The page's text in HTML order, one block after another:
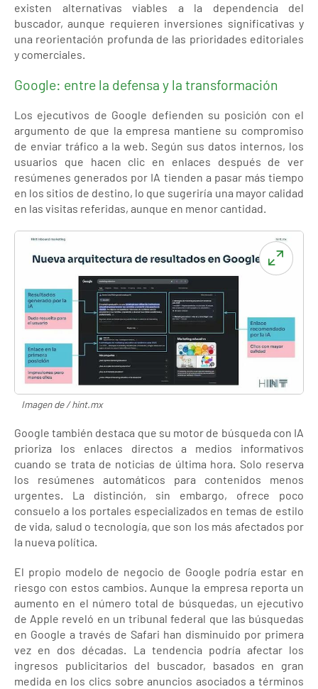
existen alternativas viables a la dependencia del
buscador, aunque requieren inversiones significativas y
una reorientación profunda de las prioridades editoriales
y comerciales.
Google: entre la defensa y la transformación
Los ejecutivos de Google defienden su posición con el
argumento de que la empresa mantiene su compromiso
de enviar tráfico a la web. Según sus datos internos, los
usuarios que hacen clic en enlaces después de ver
resúmenes generados por IA tienden a pasar más tiempo
en los sitios de destino, lo que sugeriría una mayor calidad
en las visitas referidas, aunque en menor cantidad.
Imagen de / hint.mx
Google también destaca que su motor de búsqueda con IA
prioriza los enlaces directos a medios informativos
cuando se trata de noticias de última hora. Solo reserva
los resúmenes automáticos para contenidos menos
urgentes. La distinción, sin embargo, ofrece poco
consuelo a los portales especializados en temas de estilo
de vida, salud o tecnología, que son los más afectados por
la nueva política.
El propio modelo de negocio de Google podría estar en
riesgo con estos cambios. Aunque la empresa reporta un
aumento en el número total de búsquedas, un ejecutivo
de Apple reveló en un tribunal federal que las búsquedas
en Google a través de Safari han disminuido por primera
vez en dos décadas. La tendencia podría afectar los
ingresos publicitarios del buscador, basados en gran
medida en los clics sobre anuncios asociados a términos